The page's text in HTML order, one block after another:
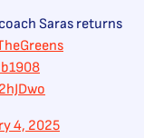
Saras returns
4, 2025